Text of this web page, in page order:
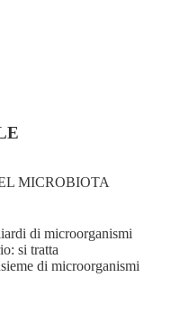
MICROBIOTA
di microorganismi
si tratta
di microorganismi